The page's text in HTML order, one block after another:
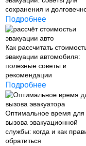
сохранения и
Подробнее
Как рассчитать
эвакуации автомобиля:
полезные советы и
рекомендации
Подробнее
Оптимальное время для
вызова эвакуационной
службы: когда и как
обратиться